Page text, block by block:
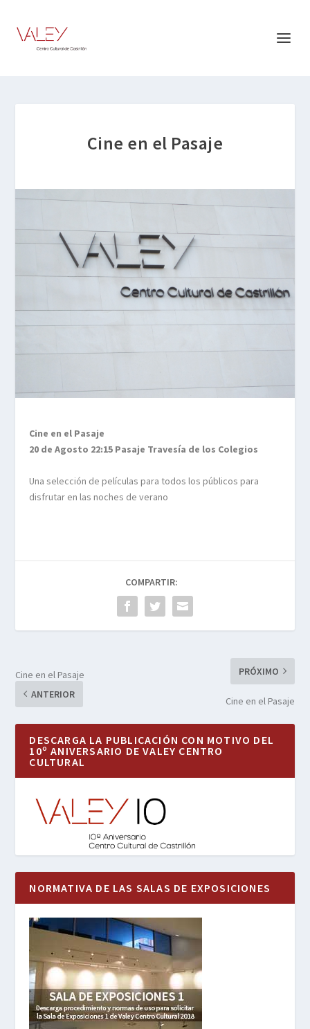
Cine en el Pasaje
Cine en el Pasaje
20 de Agosto 22:15 Pasaje Travesía de los Colegios
Una selección de películas para todos los públicos para
disfrutar en las noches de verano
COMPARTIR:
Cine en el Pasaje
ANTERIOR
PRÓXIMO
Cine en el Pasaje
DESCARGA LA PUBLICACIÓN CON MOTIVO DEL
10º ANIVERSARIO DE VALEY CENTRO
CULTURAL
NORMATIVA DE LAS SALAS DE EXPOSICIONES